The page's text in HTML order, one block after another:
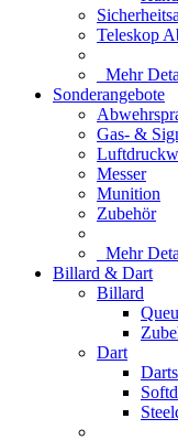
Teleskop
Mehr
Sonderangebote
Gas- &
Messer
Munition
Zubehör
Mehr
Billard & Dart
Billard
Dart